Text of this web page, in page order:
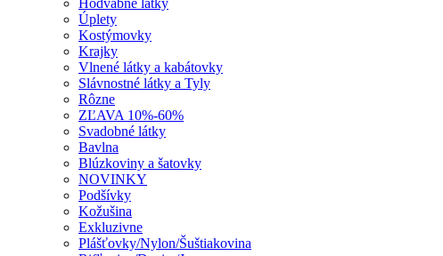
Vlnené látky a kabátovky
Slávnostné látky a Tyly
Rôzne
ZĽAVA 10%-60%
Svadobné látky
Bavlna
Blúzkoviny a šatovky
NOVINKY
Podšívky
Kožušina
Exkluzivne
Plášťovky/Nylon/Šuštiakovina
Rifľovina/Denim/Jeans
Koža/Koženka/Imitácia kože
Madeira
Ľan